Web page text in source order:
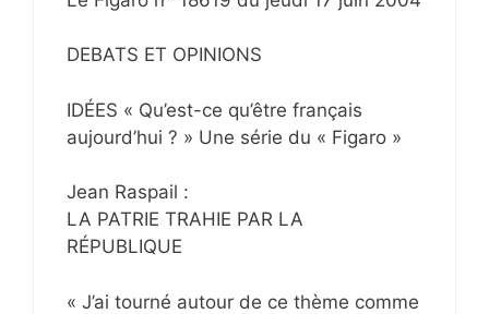
DEBATS ET OPINIONS
IDÉES « Qu’est-ce qu’être français
aujourd’hui ? » Une série du « Figaro »
Jean Raspail :
LA PATRIE TRAHIE PAR LA
RÉPUBLIQUE
« J’ai tourné autour de ce thème comme